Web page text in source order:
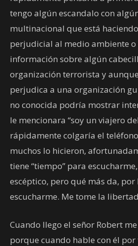
tengo algún escandalo con
multinacional que está
perjudicial al medio ambiente o
información sobre algún
organización terrorista y
perjudica a una organización
no conocida podría mostrar
le mencionara “soy un viajero
rápidamente colgaría el
muchos lo hicieron,
tiene “tiempo” para
escéptico, pero qué más da, por
escucharme. Me tome la
Cuando llego el señor Robert
porque cuando hable con él